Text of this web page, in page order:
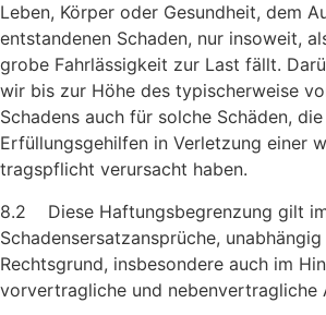
Leben, Körper oder Gesundheit, dem
entstandenen Schaden, nur insoweit,
grobe Fahrlässigkeit zur Last fällt.
wir bis zur Höhe des typischerweise
Schadens auch für solche Schäden,
Erfüllungsgehilfen in Verletzung einer
tragspflicht verursacht haben.
8.2 Diese Haftungsbegrenzung gilt
Schadens­ersatzansprüche,
Rechtsgrund, insbeson­dere auch im
vorvertragliche und nebenvertragliche